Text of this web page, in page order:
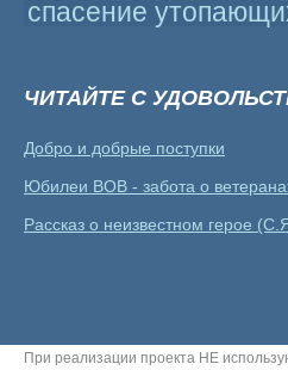
спасение
ЧИТАЙТЕ С
Добро и добрые поступки
Юбилеи ВОВ - забота о
Рассказ о неизвестном герое
При реализации проекта НЕ